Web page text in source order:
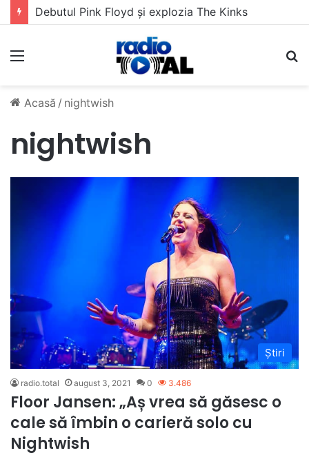
Debutul Pink Floyd și explozia The Kinks
Meniu
Acasă / nightwish
nightwish
Știri
radio.total august 3, 2021 0 3.486
Floor Jansen: „Aș vrea să găsesc o
cale să îmbin o carieră solo cu
Nightwish